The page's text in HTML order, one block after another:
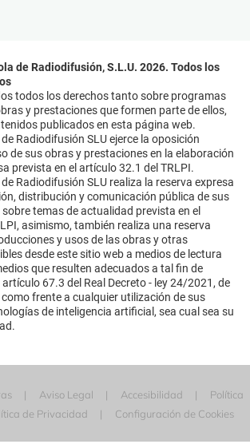
de Radiodifusión, S.L.U. 2026. Todos los
todos los derechos tanto sobre programas
y prestaciones que formen parte de ellos,
publicados en esta página web.
Radiodifusión SLU ejerce la oposición
de sus obras y prestaciones en la elaboración
prevista en el artículo 32.1 del TRLPI.
Radiodifusión SLU realiza la reserva expresa
distribución y comunicación pública de sus
temas de actualidad prevista en el
asimismo, también realiza una reserva
y usos de las obras y otras
desde este sitio web a medios de lectura
que resulten adecuados a tal fin de
67.3 del Real Decreto - ley 24/2021, de
frente a cualquier utilización de sus
de inteligencia artificial, sea cual sea su
Aviso Legal Accesibilidad
Política
de Privacidad Configuración de Cookies